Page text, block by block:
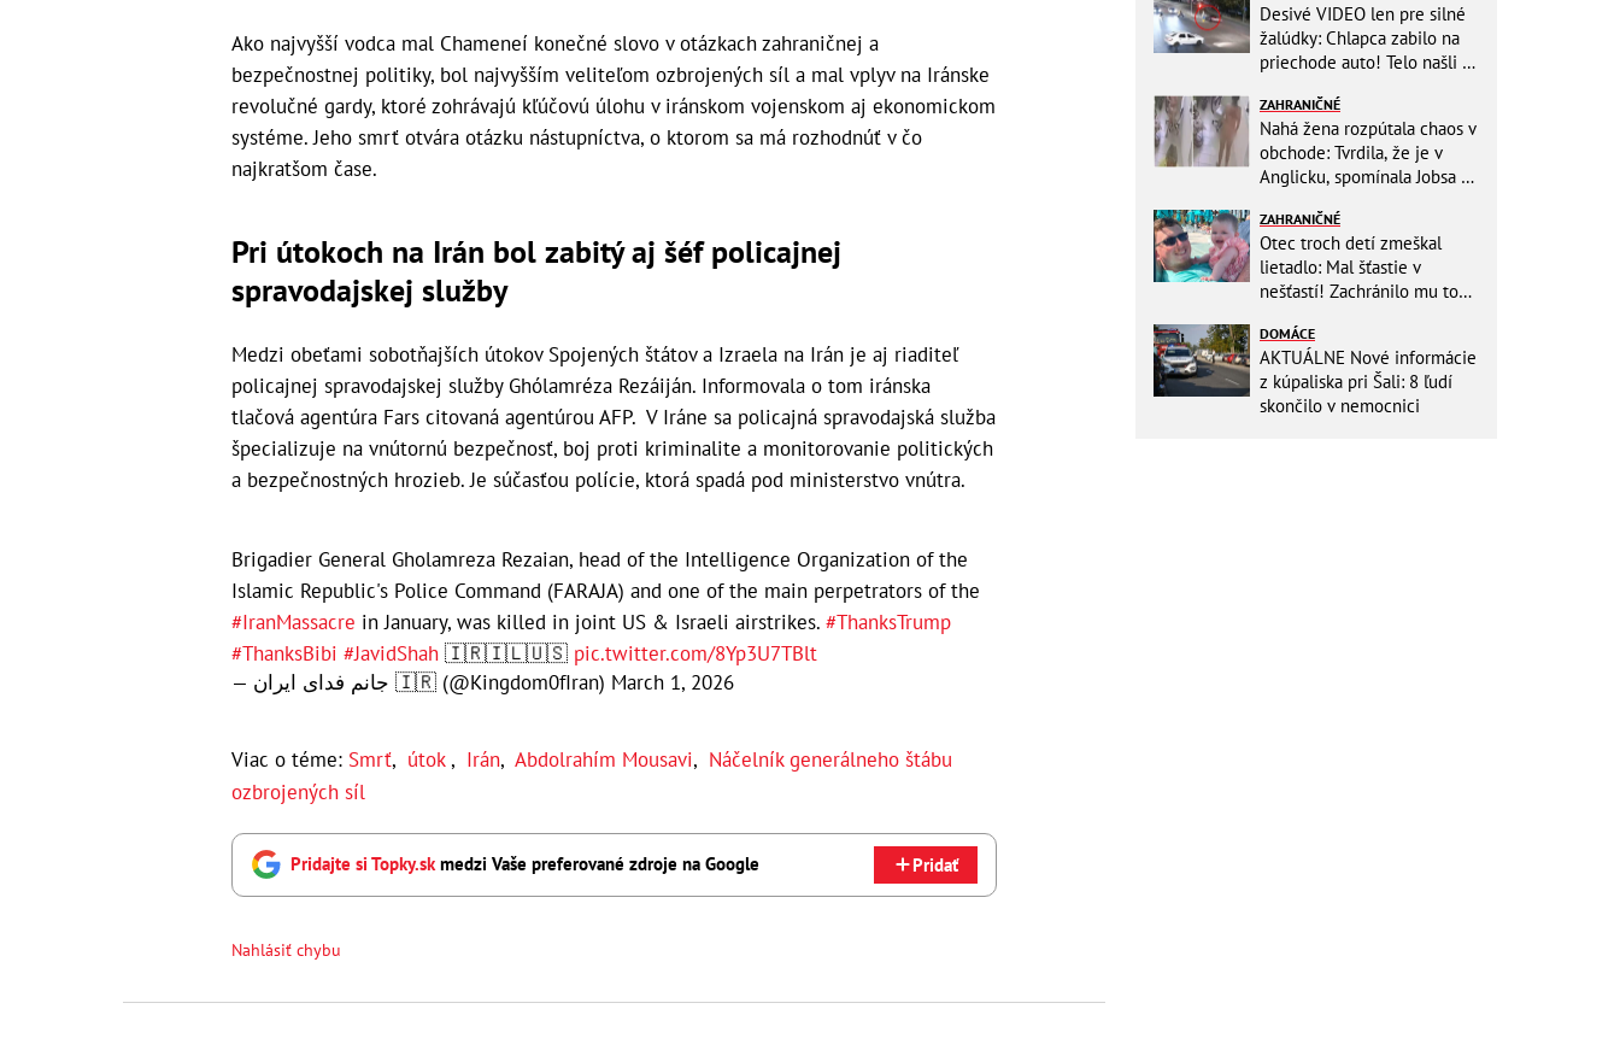
Ako najvyšší vodca mal Chameneí konečné slovo v otázkach zahraničnej a
bezpečnostnej politiky, bol najvyšším veliteľom ozbrojených síl a mal vplyv na Iránske
revolučné gardy, ktoré zohrávajú kľúčovú úlohu v iránskom vojenskom aj ekonomickom
systéme. Jeho smrť otvára otázku nástupníctva, o ktorom sa má rozhodnúť v čo
najkratšom čase.
Pri útokoch na Irán bol zabitý aj šéf policajnej
spravodajskej služby
Medzi obeťami sobotňajších útokov Spojených štátov a Izraela na Irán je aj riaditeľ
policajnej spravodajskej služby Ghólamréza Rezáiján. Informovala o tom iránska
tlačová agentúra Fars citovaná agentúrou AFP. V Iráne sa policajná spravodajská služba
špecializuje na vnútornú bezpečnosť, boj proti kriminalite a monitorovanie politických
a bezpečnostných hrozieb. Je súčasťou polície, ktorá spadá pod ministerstvo vnútra.
Brigadier General Gholamreza Rezaian, head of the Intelligence Organization of the
Islamic Republic's Police Command (FARAJA) and one of the main perpetrators of the
#IranMassacre in January, was killed in joint US & Israeli airstrikes. #ThanksTrump
#ThanksBibi #JavidShah 🇮🇷🇮🇱🇺🇸 pic.twitter.com/8Yp3U7TBlt
— جانم فدای ایران 🇮🇷 (@Kingdom0fIran) March 1, 2026
Viac o téme: Smrť, útok , Irán, Abdolrahím Mousavi, Náčelník generálneho štábu
ozbrojených síl
Pridajte si Topky.skmedzi Vaše preferované zdroje na Google Pridať
Nahlásiť chybu
Desivé VIDEO len pre silné
žalúdky: Chlapca zabilo na
priechode auto! Telo našli o
ZAHRANIČNÉ
Nahá žena rozpútala chaos v
obchode: Tvrdila, že je v
Anglicku, spomínala Jobsa aj
ZAHRANIČNÉ
Otec troch detí zmeškal
lietadlo: Mal šťastie v
nešťastí! Zachránilo mu to
DOMÁCE
AKTUÁLNE Nové informácie
z kúpaliska pri Šali: 8 ľudí
skončilo v nemocnici